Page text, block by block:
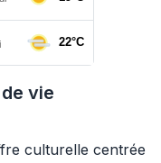
vie
culturelle centrée